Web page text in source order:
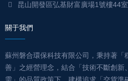
昆山開發區弘基財富廣場1號樓44室
關于我們
蘇州磐合環保科技有限公司，秉持著「
善」之經營理念，結合「技術不斷創新